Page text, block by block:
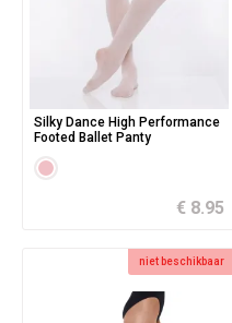
Silky Dance High Performance
Footed Ballet Panty
€ 8.95
niet beschikbaar